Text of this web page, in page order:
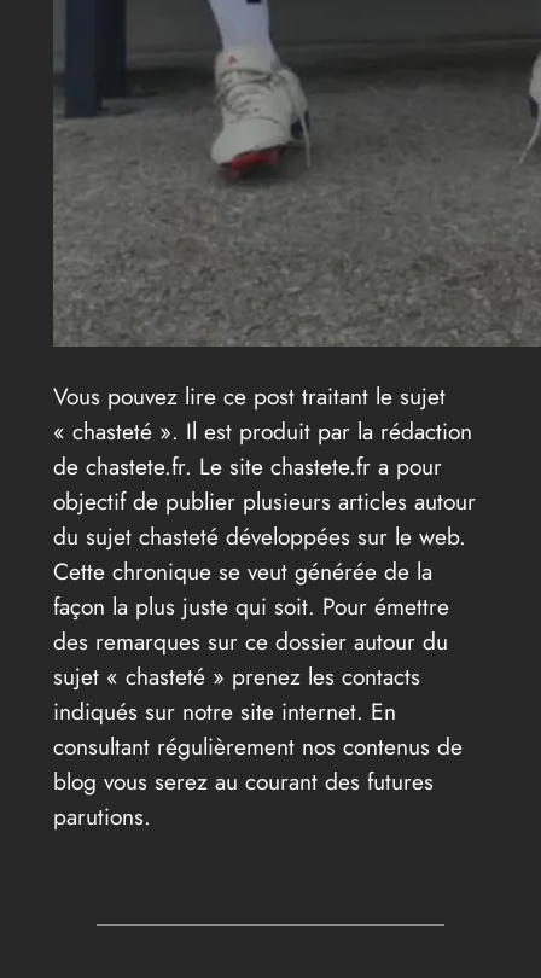
Vous pouvez lire ce post traitant le sujet
« chasteté ». Il est produit par la rédaction
de chastete.fr. Le site chastete.fr a pour
objectif de publier plusieurs articles autour
du sujet chasteté développées sur le web.
Cette chronique se veut générée de la
façon la plus juste qui soit. Pour émettre
des remarques sur ce dossier autour du
sujet « chasteté » prenez les contacts
indiqués sur notre site internet. En
consultant régulièrement nos contenus de
blog vous serez au courant des futures
parutions.